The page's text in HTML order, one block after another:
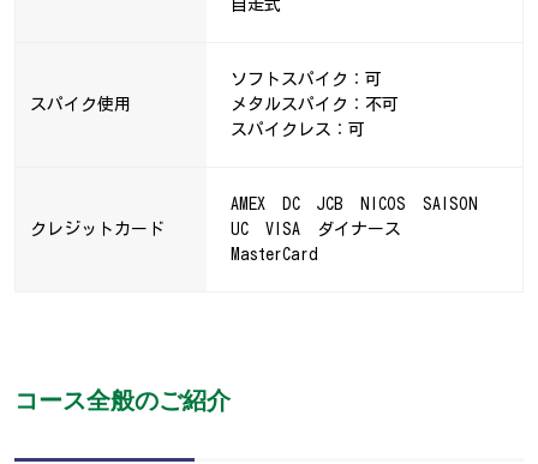
自走式
スパイク使用
ソフトスパイク：可
メタルスパイク：不可
スパイクレス：可
クレジットカード
AMEX DC JCB NICOS SAISON
UC VISA ダイナース
MasterCard
コース全般のご紹介